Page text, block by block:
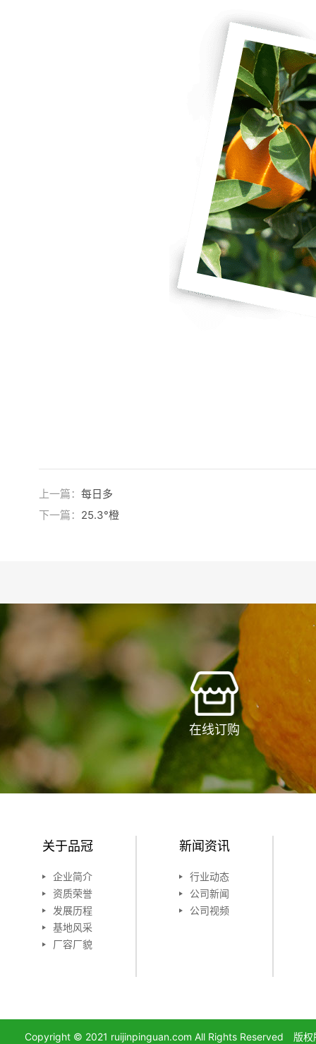
上一篇： 每日多
下一篇： 25.3°橙
在线订购
关于品冠
企业简介
资质荣誉
发展历程
基地风采
厂容厂貌
新闻资讯
行业动态
公司新闻
公司视频
Copyright © 2021 ruijinpinguan.com All Rights Reserved 版